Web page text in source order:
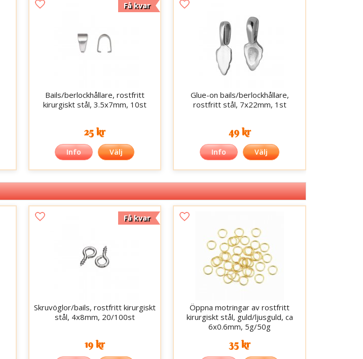
Få kvar
Bails/berlockhållare, rostfritt
kirurgiskt stål, 3.5x7mm, 10st
25 kr
Info Välj
Glue-on bails/berlockhållare,
rostfritt stål, 7x22mm, 1st
49 kr
Info Välj
Få kvar
Skruvöglor/bails, rostfritt kirurgiskt
stål, 4x8mm, 20/100st
19 kr
Öppna motringar av rostfritt
kirurgiskt stål, guld/ljusguld, ca
6x0.6mm, 5g/50g
35 kr